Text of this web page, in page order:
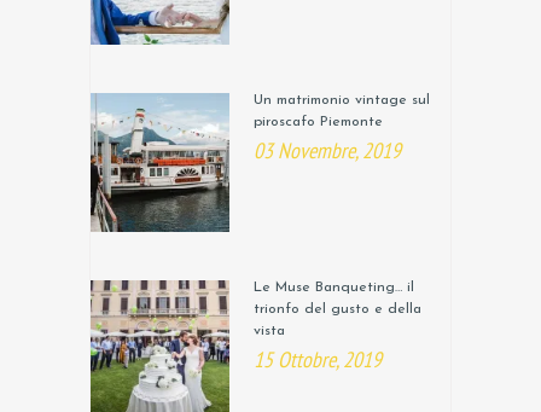
Un matrimonio vintage sul
piroscafo Piemonte
03 Novembre, 2019
Le Muse Banqueting… il
trionfo del gusto e della
vista
15 Ottobre, 2019